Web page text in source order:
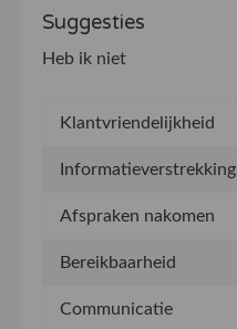
Suggesties
Heb ik niet
Klantvriendelijkheid
Informatieverstrekking
Afspraken nakomen
Bereikbaarheid
Communicatie